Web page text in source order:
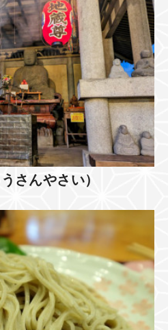
さんやさい）